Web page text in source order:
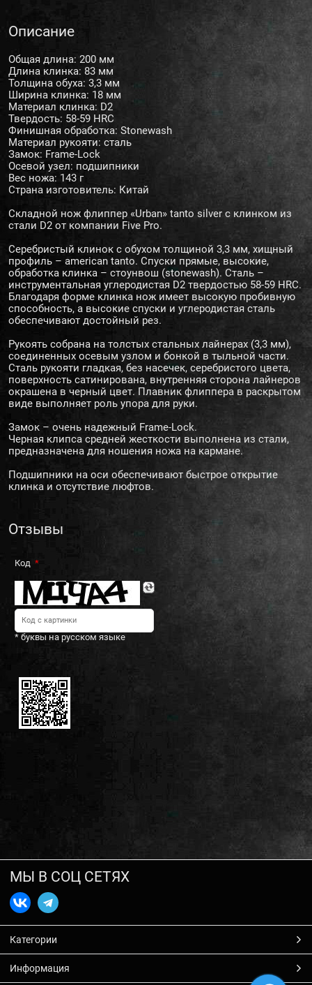
Описание
Общая длина: 200 мм
Длина клинка: 83 мм
Толщина обуха: 3,3 мм
Ширина клинка: 18 мм
Материал клинка: D2
Твердость: 58-59 HRC
Финишная обработка: Stonewash
Материал рукояти: сталь
Замок: Frame-Lock
Осевой узел: подшипники
Вес ножа: 143 г
Страна изготовитель: Китай
Складной нож флиппер «Urban» tanto silver с клинком из
стали D2 от компании Five Pro.
Серебристый клинок с обухом толщиной 3,3 мм, хищный
профиль – american tanto. Спуски прямые, высокие,
обработка клинка – стоунвош (stonewash). Сталь –
инструментальная углеродистая D2 твердостью 58-59 HRC.
Благодаря форме клинка нож имеет высокую пробивную
способность, а высокие спуски и углеродистая сталь
обеспечивают достойный рез.
Рукоять собрана на толстых стальных лайнерах (3,3 мм),
соединенных осевым узлом и бонкой в тыльной части.
Сталь рукояти гладкая, без насечек, серебристого цвета,
поверхность сатинирована, внутренняя сторона лайнеров
окрашена в черный цвет. Плавник флиппера в раскрытом
виде выполняет роль упора для руки.
Замок – очень надежный Frame-Lock.
Черная клипса средней жесткости выполнена из стали,
предназначена для ношения ножа на кармане.
Подшипники на оси обеспечивают быстрое открытие
клинка и отсутствие люфтов.
Отзывы
Код
* буквы на русском языке
МЫ В СОЦ СЕТЯХ
Категории
Информация